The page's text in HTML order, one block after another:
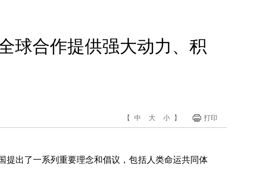
球合作提供强大动力、积
【 中 大 小 】 打印
出了一系列重要理念和倡议，包括人类命运共同体